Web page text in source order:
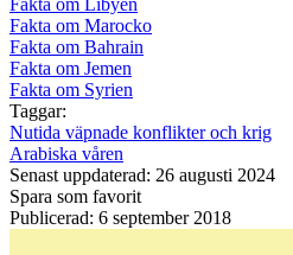
Fakta om Marocko
Fakta om Bahrain
Fakta om Jemen
Fakta om Syrien
Taggar:
Nutida väpnade konflikter och krig
Arabiska våren
Senast uppdaterad: 26 augusti 2024
Spara som favorit
Publicerad: 6 september 2018